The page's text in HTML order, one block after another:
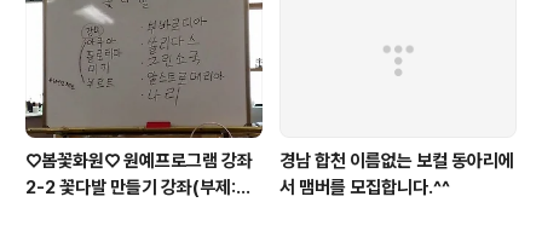
♡봄꽃화원♡ 원예프로그램 강좌
2-2 꽃다발 만들기 강좌(부제:나
경남 합천 이름없는 보컬 동아리에
서 맴버를 모집합니다.^^